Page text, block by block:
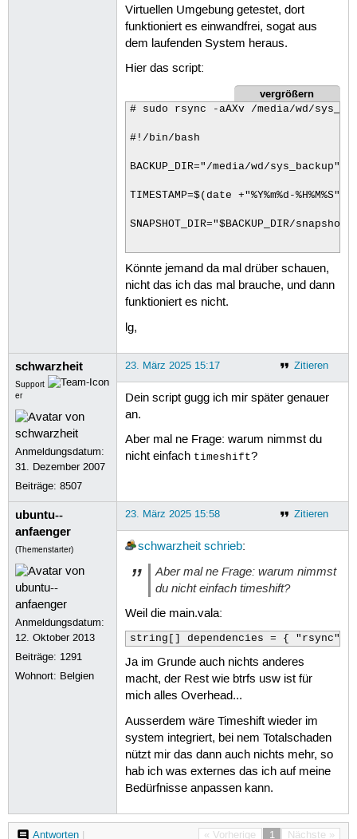
Virtuellen Umgebung getestet, dort
funktioniert es einwandfrei, sogat aus
dem laufenden System heraus.
Hier das script:
vergrößern
# sudo rsync -aAXv /media/wd/
#!/bin/bash
BACKUP_DIR="/media/wd/sys_backup"
TIMESTAMP=$(date +"%Y%m%d-%H%M%S")
SNAPSHOT_DIR="$BACKUP_DIR/snapshot-
mkdir -p "$SNAPSHOT_DIR"
rsync -aAXv /
if [ $? -eq 0 ]; then
echo "Snapshot erfolgreich
else
echo "Hoppela Fehler beim
fi
Könnte jemand da mal drüber schauen,
nicht das ich das mal brauche, und dann
funktioniert es nicht.
lg,
schwarzheit
Support
er
Anmeldungsdatum:
31. Dezember 2007
Beiträge:8507
Zitieren
23. März 2025 15:17
Dein script gugg ich mir später genauer
an.
Aber mal ne Frage: warum nimmst du
nicht einfach timeshift?
ubuntu--
anfaenger
(Themenstarter)
Anmeldungsdatum:
12. Oktober 2013
Beiträge: 1291
Wohnort: Belgien
Zitieren
23. März 2025 15:58
schwarzheit schrieb:
Aber mal ne Frage: warum nimmst
du nicht einfach timeshift?
Weil die main.vala:
Ja im Grunde auch nichts anderes
macht, der Rest wie btrfs usw ist für
mich alles Overhead...
Ausserdem wäre Timeshift wieder im
system integriert, bei nem Totalschaden
nützt mir das dann auch nichts mehr, so
hab ich was externes das ich auf meine
Bedürfnisse anpassen kann.
« Vorherige 1 Nächste »
Antworten|